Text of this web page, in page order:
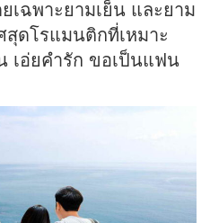
เฉพาะยามเย็น และยาม
ดโรแมนติกที่เหมาะ
เอ่ยคำรัก ขอเป็นแฟน